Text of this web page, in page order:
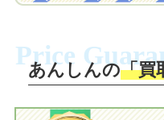
送
入金完了
だ
送。
Price
あんしんの「買